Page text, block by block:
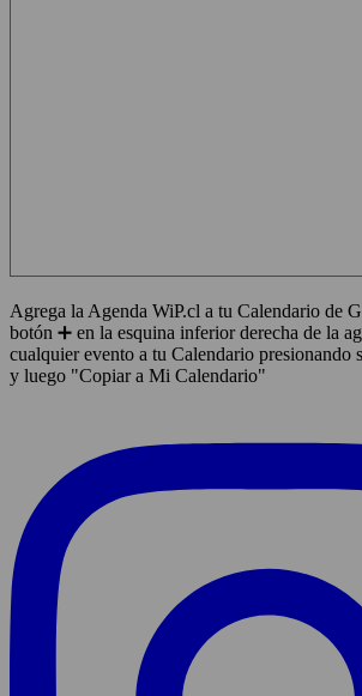
Agrega la Agenda WiP.cl a tu Calendario de
botón ➕ en la esquina inferior derecha de la
cualquier evento a tu Calendario presionando
y luego "Copiar a Mi Calendario"